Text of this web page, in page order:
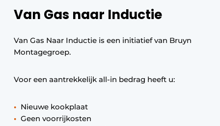
Van Gas naar Inductie
Van Gas Naar Inductie is een initiatief van Bruyn
Montagegroep.
Voor een aantrekkelijk all-in bedrag heeft u:
Nieuwe kookplaat
Geen voorrijkosten